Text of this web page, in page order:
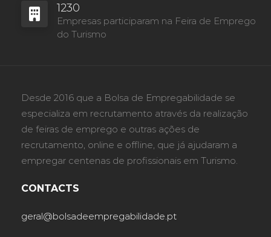
1230
Empresas participaram na Feira de Emprego
do Turismo
Desde 2016 que a Bolsa de Empregabilidade se
especializa em recrutamento através da realização
de feiras de emprego e outras ações de
recrutamento, online e offline, que já ajudaram a
empregar centenas de profissionais em Turismo.
CONTACTS
geral@bolsadeempregabilidade.pt